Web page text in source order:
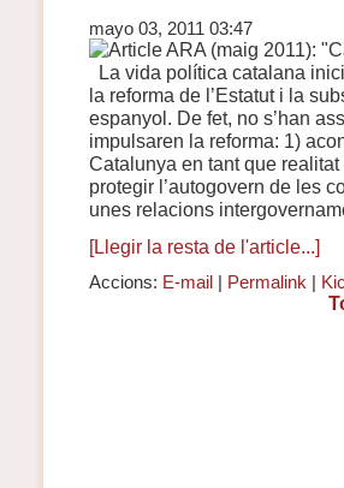
mayo 03, 2011 03:47
La vida política catalana
la reforma de l’Estatut i la
espanyol. De fet, no s’han
impulsaren la reforma: 1)
Catalunya en tant que
protegir l’autogovern de les
unes relacions
[Llegir la resta de l'article...]
Accions: E-mail Permalink